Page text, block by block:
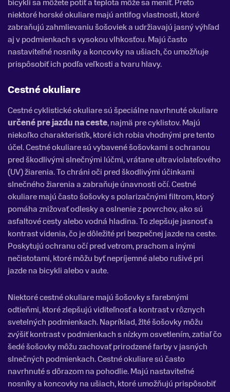
bicykli sa môžete potiť a teplota môže sa meniť. Preto
niektoré horské okuliare majú antifog vlastnosti, ktoré
zabraňujú zahmlievaniu šošoviek a udržiavajú jasný výhľad
aj v podmienkach s vysokou vlhkosťou. Majú často
nastaviteľné nosníky a koncovky na ušiach, čo umožňuje
prispôsobiť ich podľa veľkosti a tvaru hlavy.
Cestné okuliare
Cestné cyklistické okuliare sú špeciálne navrhnuté okuliare
určené pre jazdu na ceste, najmä pre cyklistov. Majú
niekoľko charakteristík, ktoré ich robia vhodnými pre tento
účel. Cestné okuliare sú vybavené šošovkami s ochranou
pred škodlivými slnečnými lúčmi, vrátane ultraviolateľového
(UV) žiarenia. To chráni oči pred škodlivými účinkami
slnečného žiarenia a zabraňuje únavnosti očí. Cestné
okuliare majú často šošovky s polarizačnými filtrom, ktorý
pomáha znižovať odlesky a oslnenie z povrchov, ako sú
asfaltové cesty alebo vodná hladina. To zlepšuje jasnosť a
kontrast videnia, čo je dôležité pri bezpečnej jazde na ceste.
Poskytujú ochranu očí pred vetrom, prachom a inými
nečistotami, ktoré môžu byť nepríjemné alebo rušivé pri
jazde na bicykli alebo v aute.
Niektoré cestné okuliare majú šošovky s farebnými
odtieňmi, ktoré zlepšujú viditeľnosť a kontrast v rôznych
svetelných podmienkach. Napríklad, žlté šošovky môžu
zvýšiť kontrast v podmienkach s nízkym osvetlením, zatiaľ čo
šedé šošovky môžu zachovať prirodzené farby v jasných
slnečných podmienkach. Cestné okuliare sú často
navrhnuté s dôrazom na pohodlie. Majú nastaviteľné
nosníky a koncovky na ušiach, ktoré umožňujú prispôsobiť